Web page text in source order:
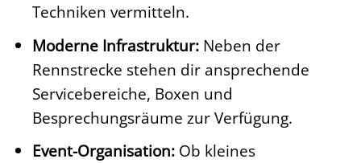
Techniken vermitteln.
Moderne Infrastruktur:Neben der
Rennstrecke stehen dir ansprechende
Servicebereiche, Boxen und
Besprechungsräume zur Verfügung.
Event-Organisation:Ob kleines